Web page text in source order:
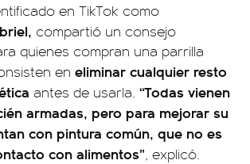
en TikTok como
compartió un consejo
quienes compran una parrilla
en eliminar cualquier resto
antes de usarla. “Todas vienen
armadas, pero para mejorar su
con pintura común, que no es
con alimentos”, explicó.